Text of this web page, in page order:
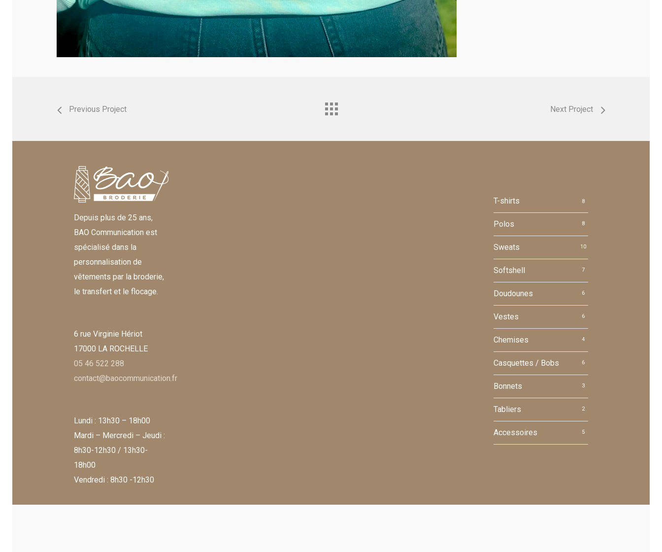
Previous Project Next Project
Depuis plus de 25 ans,
BAO Communication est
spécialisé dans la
personnalisation de
vêtements par la broderie,
le transfert et le flocage.
6 rue Virginie Hériot
17000 LA ROCHELLE
05 46 522 288
contact@baocommunication.fr
Lundi : 13h30 – 18h00
Mardi – Mercredi – Jeudi :
8h30-12h30 / 13h30-
18h00
Vendredi : 8h30 -12h30
T-shirts 8
Polos 8
Sweats 10
Softshell 7
Doudounes 6
Vestes 6
Chemises 4
Casquettes / Bobs 6
Bonnets 3
Tabliers 2
Accessoires 5